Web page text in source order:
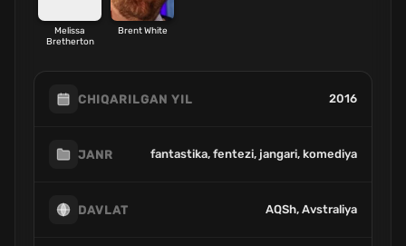
Melissa
Bretherton
Brent White
CHIQARILGAN YIL 2016
JANR fantastika, fentezi, jangari, komediya
DAVLAT AQSh, Avstraliya